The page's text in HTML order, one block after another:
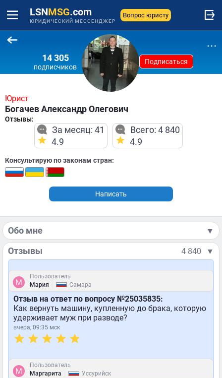
LSNMSG.com
ЮРИДИЧЕСКИЙ МЕССЕНДЖЕР
Вопрос юристу
14 305
подписчиков
Подписаться
...
Юрист
Богачев Александр Олегович
Отзывы:
За месяц: 41
4.9
Всего: 4 840
4.9
Консультирую по законам стран:
Написать
Обо мне ▼
Отзывы 4 840 ▼
Пользователь
Мария
Самара
Отзыв на ответ по вопросу №25035835:
Как вернуть машину, купленную до брака, которую
удерживает муж при разводе?
вчера, 09:35 мск
Пользователь
Маргарита
Уссурийск